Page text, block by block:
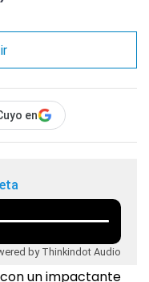
en
by Thinkindot Audio
un impactante